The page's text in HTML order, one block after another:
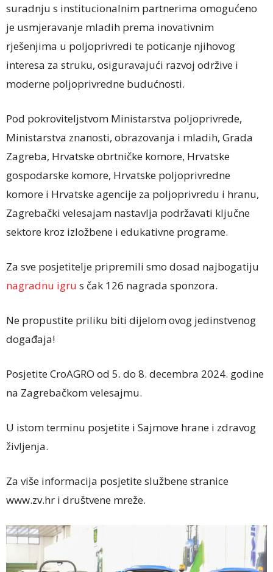
suradnju s institucionalnim partnerima omogućeno
je usmjeravanje mladih prema inovativnim
rješenjima u poljoprivredi te poticanje njihovog
interesa za struku, osiguravajući razvoj održive i
moderne poljoprivredne budućnosti.
Pod pokroviteljstvom Ministarstva poljoprivrede,
Ministarstva znanosti, obrazovanja i mladih, Grada
Zagreba, Hrvatske obrtničke komore, Hrvatske
gospodarske komore, Hrvatske poljoprivredne
komore i Hrvatske agencije za poljoprivredu i hranu,
Zagrebački velesajam nastavlja podržavati ključne
sektore kroz izložbene i edukativne programe.
Za sve posjetitelje pripremili smo dosad najbogatiju
nagradnu igru s čak 126 nagrada sponzora.
Ne propustite priliku biti dijelom ovog jedinstvenog
događaja!
Posjetite CroAGRO od 5. do 8. decembra 2024. godine
na Zagrebačkom velesajmu.
U istom terminu posjetite i Sajmove hrane i zdravog
življenja.
Za više informacija posjetite službene stranice
www.zv.hr i društvene mreže.